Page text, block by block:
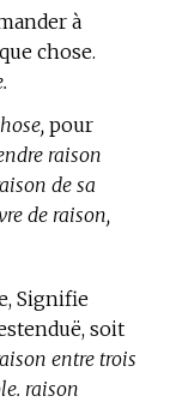
à
chose.
pour
raison
de sa
de raison,
Signifie
soit
entre trois
raison